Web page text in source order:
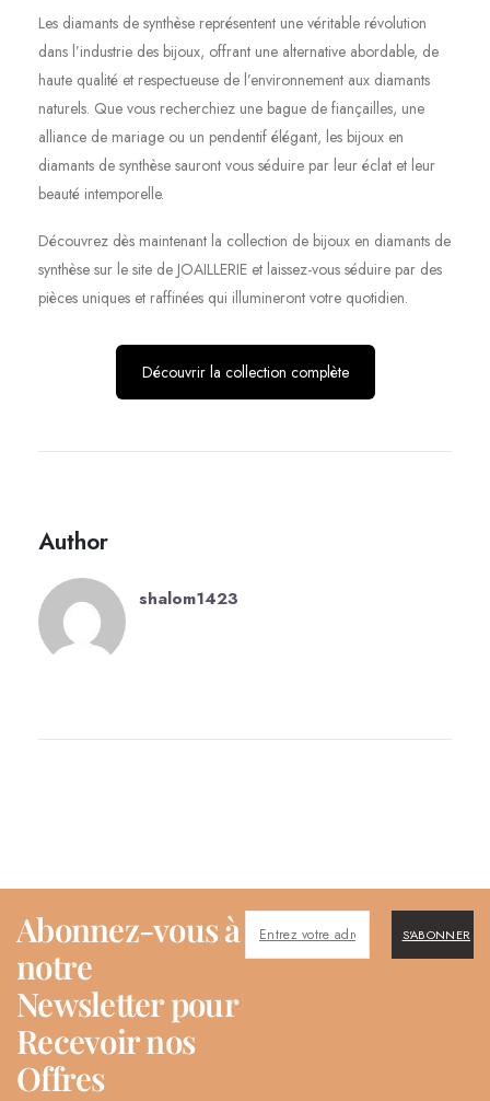
Les diamants de synthèse représentent une véritable révolution
dans l’industrie des bijoux, offrant une alternative abordable, de
haute qualité et respectueuse de l’environnement aux diamants
naturels. Que vous recherchiez une bague de fiançailles, une
alliance de mariage ou un pendentif élégant, les bijoux en
diamants de synthèse sauront vous séduire par leur éclat et leur
beauté intemporelle.
Découvrez dès maintenant la collection de bijoux en diamants de
synthèse sur le site de JOAILLERIE et laissez-vous séduire par des
pièces uniques et raffinées qui illumineront votre quotidien.
Découvrir la collection complète
Author
shalom1423
Abonnez-vous à
notre
Newsletter pour
Recevoir nos
Offres
S'ABONNER